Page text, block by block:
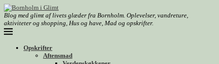
Blog med glimt af livets glæder fra Bornholm. Oplevelser, vandreture,
aktiviteter og shopping, Hus og have, Mad og opskrifter.
Opskrifter
Aftensmad